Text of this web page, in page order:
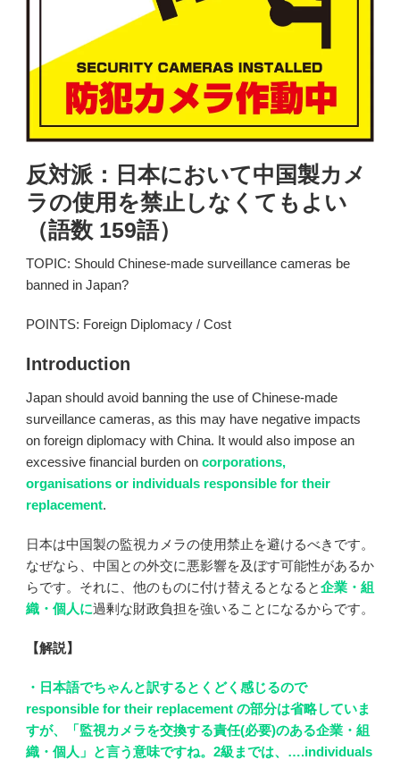
反対派：日本において中国製カメ
ラの使用を禁止しなくてもよい
（語数 159語）
TOPIC: Should Chinese-made surveillance cameras be
banned in Japan?
POINTS: Foreign Diplomacy / Cost
Introduction
Japan should avoid banning the use of Chinese-made
surveillance cameras, as this may have negative impacts
on foreign diplomacy with China. It would also impose an
excessive financial burden on corporations,
organisations or individuals responsible for their
replacement.
日本は中国製の監視カメラの使用禁止を避けるべきです。
なぜなら、中国との外交に悪影響を及ぼす可能性があるか
らです。それに、他のものに付け替えるとなると企業・組
織・個人に過剰な財政負担を強いることになるからです。
【解説】
・日本語でちゃんと訳するとくどく感じるので
responsible for their replacement の部分は省略していま
すが、「監視カメラを交換する責任(必要)のある企業・組
織・個人」と言う意味ですね。2級までは、….individuals